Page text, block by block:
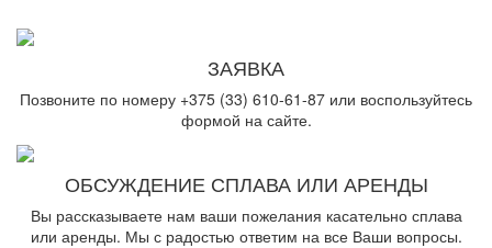
ЗАЯВКА
Позвоните по номеру +375 (33) 610-61-87 или воспользуйтесь
формой на сайте.
ОБСУЖДЕНИЕ СПЛАВА ИЛИ АРЕНДЫ
Вы рассказываете нам ваши пожелания касательно сплава
или аренды. Мы с радостью ответим на все Ваши вопросы.